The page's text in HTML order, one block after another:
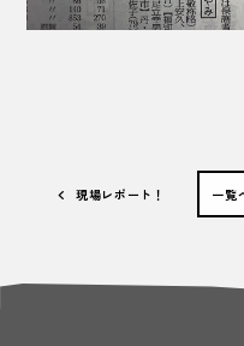
現場レポート！ 一覧